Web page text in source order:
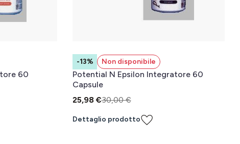
60
-13% Non disponibile
Potential N Epsilon Integratore 60
Capsule
25,98 €30,00 €
Dettaglio prodotto